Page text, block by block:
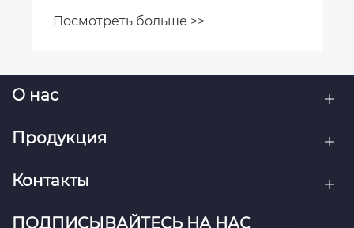
Посмотреть больше >>
О нас
Продукция
Контакты
ПОДПИСЫВАЙТЕСЬ НА НАС